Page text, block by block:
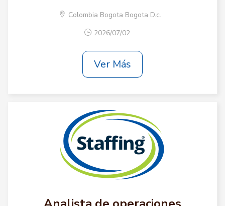
Colombia Bogota Bogota D.c.
2026/07/02
Ver Más